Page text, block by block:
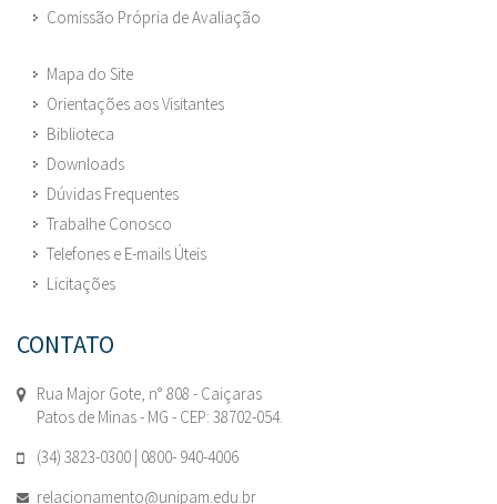
Comissão Própria de Avaliação
Mapa do Site
Orientações aos Visitantes
Biblioteca
Downloads
Dúvidas Frequentes
Trabalhe Conosco
Telefones e E-mails Úteis
Licitações
CONTATO
Rua Major Gote, n° 808 - Caiçaras
Patos de Minas - MG - CEP: 38702-054.
(34) 3823-0300 | 0800- 940-4006
relacionamento@unipam.edu.br